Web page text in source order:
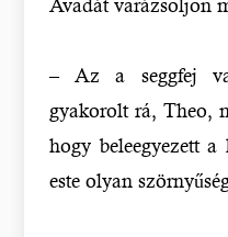
Avadát varázsoljon
– Az a seggfej
gyakorolt rá, Theo,
hogy beleegyezett
este olyan